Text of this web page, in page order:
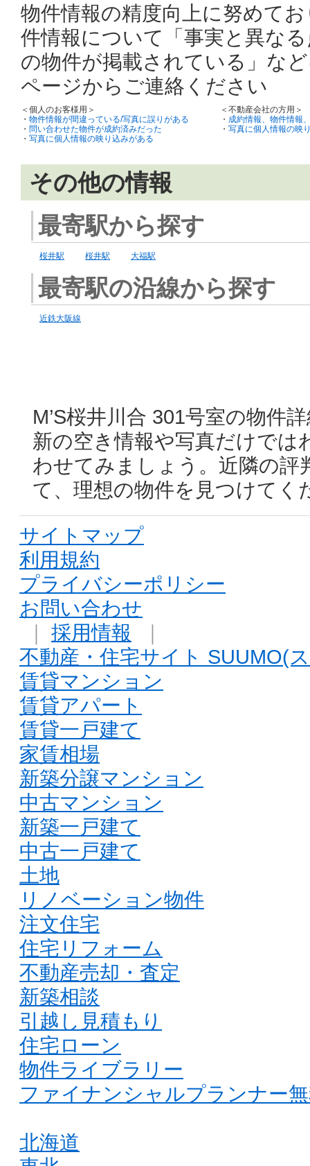
物件情報の精度向上に努めて
件情報について「事実と異な
の物件が掲載されている」な
ページからご連絡ください
＜個人のお客様用＞
・ 物件情報が間違っている/写真に誤りがある
・ 問い合わせた物件が成約済みだった
・ 写真に個人情報の映り込みがある
＜不動産会社の方用＞
・ 成約情報、物件情報
・ 写真に個人情報の映
その他の情報
最寄駅から探す
桜井駅 桜井駅 大福駅
最寄駅の沿線から探す
近鉄大阪線
M’S桜井川合 301号室の物件
新の空き情報や写真だけでは
わせてみましょう。近隣の
て、理想の物件を見つけてく
サイトマップ
利用規約
プライバシーポリシー
お問い合わせ
｜ 採用情報 ｜
不動産・住宅サイト SUUMO(
賃貸マンション
賃貸アパート
賃貸一戸建て
家賃相場
新築分譲マンション
中古マンション
新築一戸建て
中古一戸建て
土地
リノベーション物件
注文住宅
住宅リフォーム
不動産売却・査定
新築相談
引越し見積もり
住宅ローン
物件ライブラリー
ファイナンシャルプランナー
北海道